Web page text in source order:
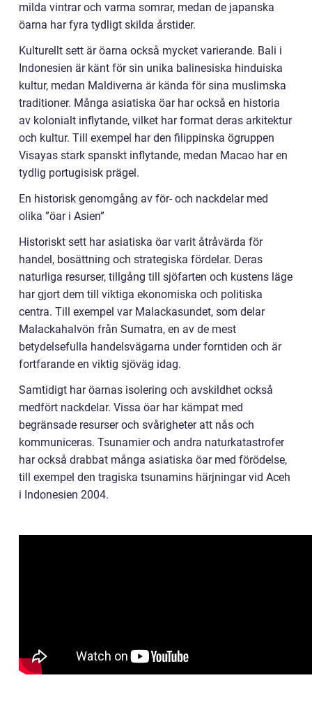
milda vintrar och varma somrar, medan de japanska
öarna har fyra tydligt skilda årstider.
Kulturellt sett är öarna också mycket varierande. Bali i
Indonesien är känt för sin unika balinesiska hinduiska
kultur, medan Maldiverna är kända för sina muslimska
traditioner. Många asiatiska öar har också en historia
av kolonialt inflytande, vilket har format deras arkitektur
och kultur. Till exempel har den filippinska ögruppen
Visayas stark spanskt inflytande, medan Macao har en
tydlig portugisisk prägel.
En historisk genomgång av för- och nackdelar med
olika ”öar i Asien”
Historiskt sett har asiatiska öar varit åtråvärda för
handel, bosättning och strategiska fördelar. Deras
naturliga resurser, tillgång till sjöfarten och kustens läge
har gjort dem till viktiga ekonomiska och politiska
centra. Till exempel var Malackasundet, som delar
Malackahalvön från Sumatra, en av de mest
betydelsefulla handelsvägarna under forntiden och är
fortfarande en viktig sjöväg idag.
Samtidigt har öarnas isolering och avskildhet också
medfört nackdelar. Vissa öar har kämpat med
begränsade resurser och svårigheter att nås och
kommuniceras. Tsunamier och andra naturkatastrofer
har också drabbat många asiatiska öar med förödelse,
till exempel den tragiska tsunamins härjningar vid Aceh
i Indonesien 2004.